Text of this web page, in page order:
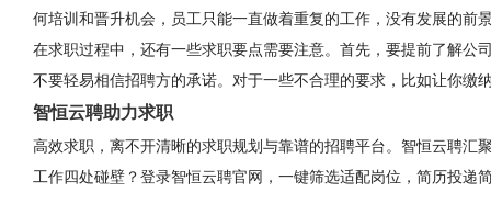
何培训和晋升机会，员工只能一直做着重复的工作，没有发展的前
在求职过程中，还有一些求职要点需要注意。首先，要提前了解
不要轻易相信招聘方的承诺。对于一些不合理的要求，比如让你
智恒云聘助力求职
高效求职，离不开清晰的求职规划与靠谱的招聘平台。智恒云聘
工作四处碰壁？登录智恒云聘官网，一键筛选适配岗位，简历投